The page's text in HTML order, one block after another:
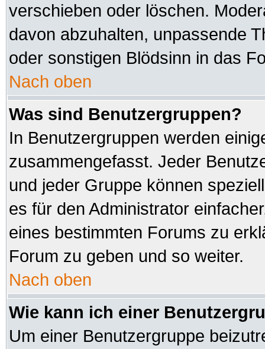
verschieben oder löschen.
davon abzuhalten, unpassende
oder sonstigen Blödsinn in das
Nach oben
Was sind Benutzergruppen?
In Benutzergruppen werden
zusammengefasst. Jeder
und jeder Gruppe können
es für den Administrator
eines bestimmten Forums zu
Forum zu geben und so weiter.
Nach oben
Wie kann ich einer
Um einer Benutzergruppe